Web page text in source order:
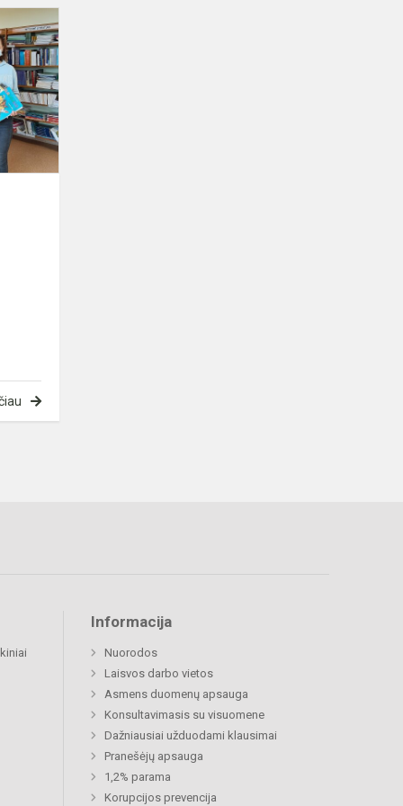
Akcija
„Padovanok
mokyklos
bibliotekai“
Informacija
Nuorodos
Laisvos darbo vietos
Asmens duomenų apsauga
Konsultavimasis su visuomene
Dažniausiai užduodami klausimai
Pranešėjų apsauga
1,2% parama
Korupcijos prevencija